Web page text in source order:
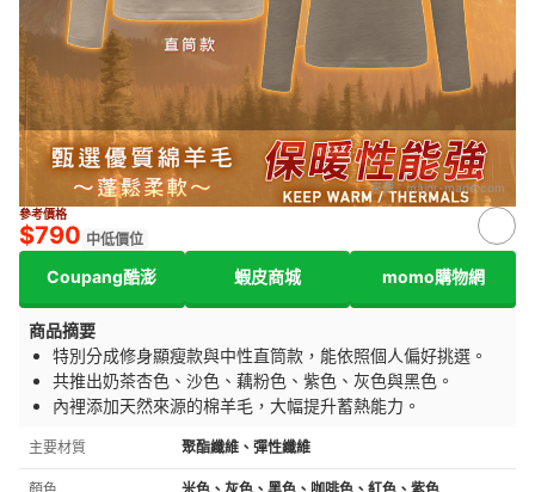
來源：major-made.com
參考價格
$790 中低價位
Coupang酷澎 蝦皮商城 momo購物網
商品摘要
特別分成修身顯瘦款與中性直筒款，能依照個人偏好挑選。
共推出奶茶杏色、沙色、藕粉色、紫色、灰色與黑色。
內裡添加天然來源的棉羊毛，大幅提升蓄熱能力。
主要材質 聚酯纖維、彈性纖維